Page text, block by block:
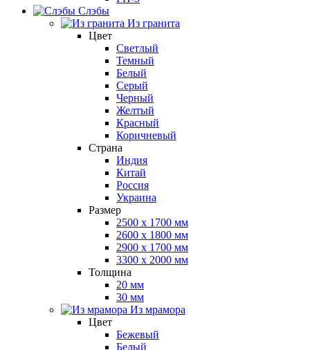
Слэбы
Из гранита
Цвет
Светлый
Темный
Белый
Серый
Черный
Желтый
Красный
Коричневый
Страна
Индия
Китай
Россия
Украина
Размер
2500 x 1700 мм
2600 x 1800 мм
2900 x 1700 мм
3300 x 2000 мм
Толщина
20 мм
30 мм
Из мрамора
Цвет
Бежевый
Белый